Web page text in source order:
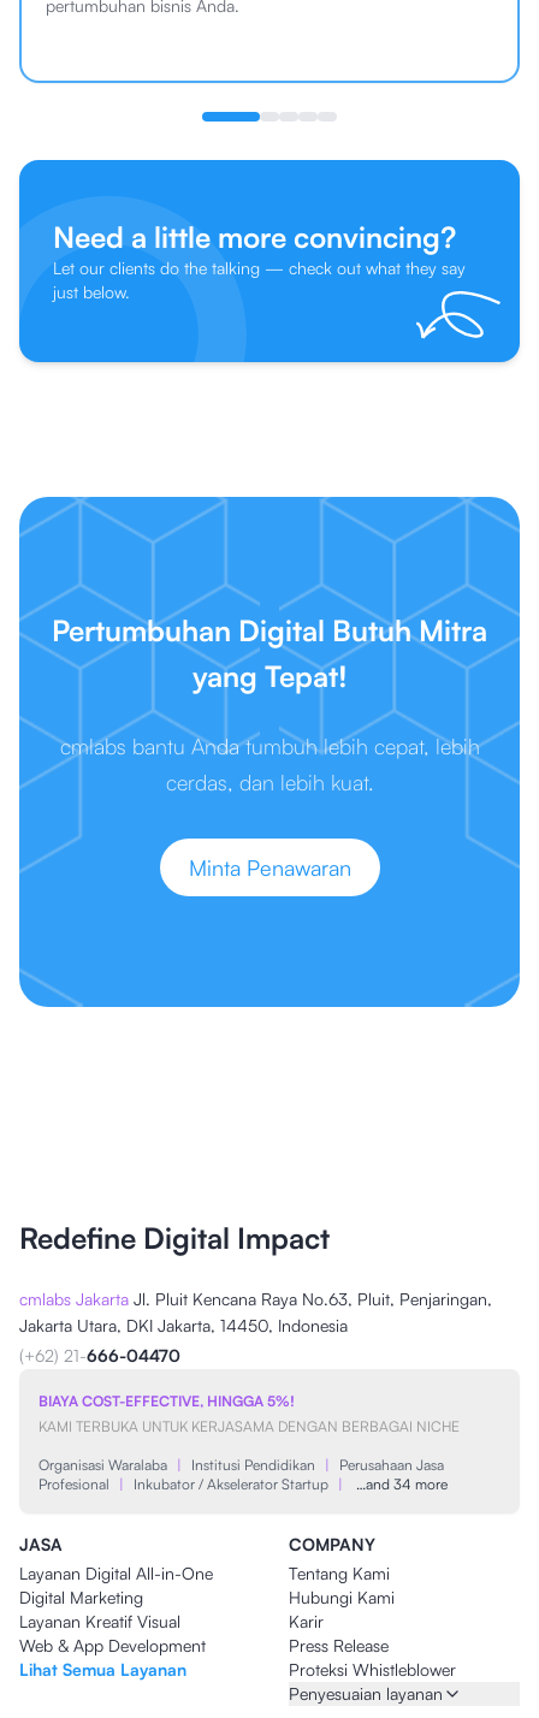
pertumbuhan bisnis Anda.
Need a little more convincing?
Let our clients do the talking — check out what they say
just below.
Pertumbuhan Digital Butuh Mitra
yang Tepat!
cmlabs bantu Anda tumbuh lebih cepat, lebih
cerdas, dan lebih kuat.
Minta Penawaran
Redefine Digital Impact
cmlabs Jakarta Jl. Pluit Kencana Raya No.63, Pluit, Penjaringan,
Jakarta Utara, DKI Jakarta, 14450, Indonesia
(+62) 21-666-04470
BIAYA COST-EFFECTIVE, HINGGA 5%!
KAMI TERBUKA UNTUK KERJASAMA DENGAN BERBAGAI NICHE
Organisasi Waralaba | Institusi Pendidikan |
Perusahaan Jasa
Profesional
| Inkubator / Akselerator Startup | …and 34 more
JASA
Layanan Digital All-in-One
Digital Marketing
Layanan Kreatif Visual
Web & App Development
Lihat Semua Layanan
COMPANY
Tentang Kami
Hubungi Kami
Karir
Press Release
Proteksi Whistleblower
Penyesuaian layanan